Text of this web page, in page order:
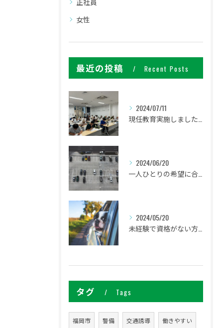
女性
最近の投稿 Recent Posts
2024/07/11
2024/06/20
2024/05/20
タグ Tags
福岡市 警備 交通誘導 働きやすい